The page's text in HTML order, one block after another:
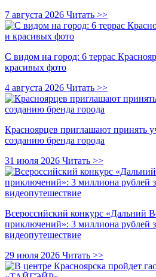
7 августа 2026 Читать >>
С видом на город: 6 террас
красивых фото
4 августа 2026 Читать >>
Красноярцев приглашают принять
созданию бренда города
31 июля 2026 Читать >>
Всероссийский конкурс «Дальний
приключений»: 3 миллиона рублей
видеопутешествие
29 июля 2026 Читать >>